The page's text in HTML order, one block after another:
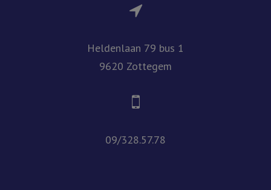
Heldenlaan 79 bus 1
9620 Zottegem
09/328.57.78